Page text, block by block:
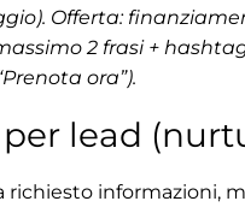
Offerta:
2 frasi +
ora”).
lead
richiesto informazioni,